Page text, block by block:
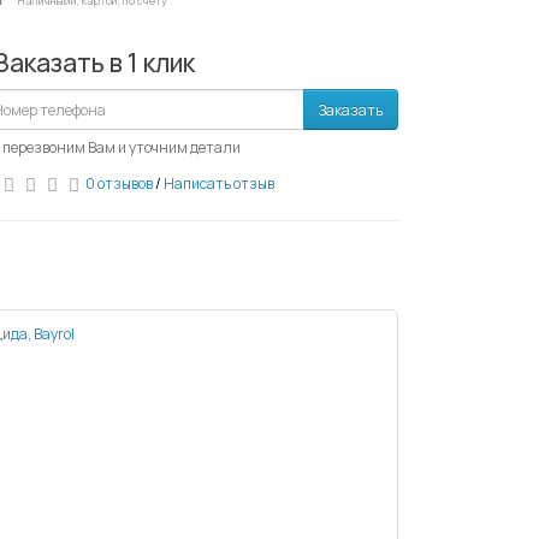
в 1 клик
Заказать
Вам и уточним детали
0 отзывов/ Написать отзыв